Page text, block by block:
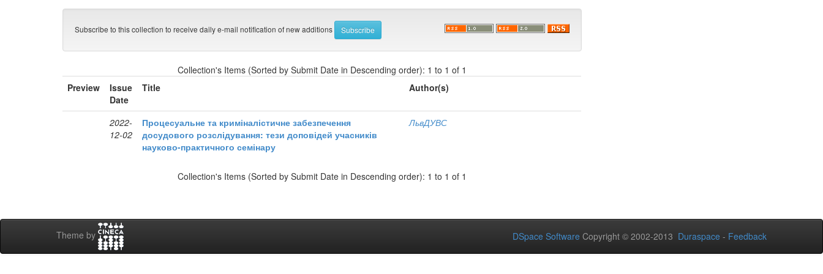
Subscribe to this collection to receive daily e-mail notification of new additions
Collection's Items (Sorted by Submit Date in Descending order): 1 to 1 of 1
Preview
Issue
Date
Title Author(s)
2022-
12-02
Процесуальне та криміналістичне забезпечення
досудового розслідування: тези доповідей учасників
науково-практичного семінару
ЛьвДУВС
Collection's Items (Sorted by Submit Date in Descending order): 1 to 1 of 1
Theme by DSpace Software Copyright © 2002-2013 Duraspace - Feedback